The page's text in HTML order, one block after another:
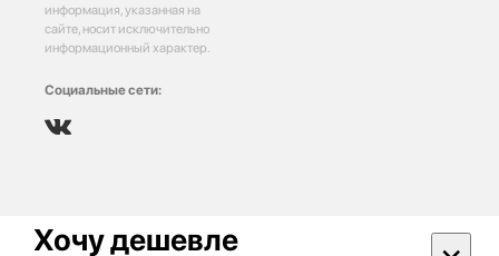
информация, указанная на
сайте, носит исключительно
информационный характер.
Социальные сети:
Хочу дешевле